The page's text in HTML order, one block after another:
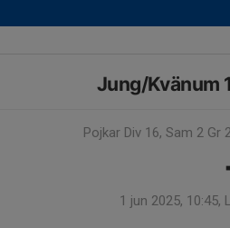
Jung/Kvänum
Pojkar Div 16, Sam 2 Gr
1 jun 2025, 10:45,